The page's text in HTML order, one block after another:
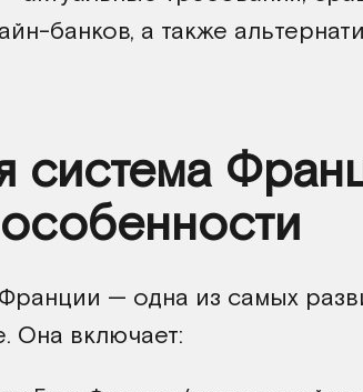
банков, а также
система
— одна из самых
Она включает: